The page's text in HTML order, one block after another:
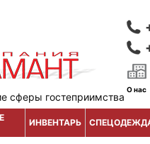
сферы гостеприимства
О нас
ИНВЕНТАРЬ